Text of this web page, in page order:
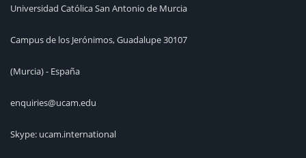
Universidad Católica San Antonio de Murcia
Campus de los Jerónimos, Guadalupe 30107
(Murcia) - España
enquiries@ucam.edu
Skype: ucam.international